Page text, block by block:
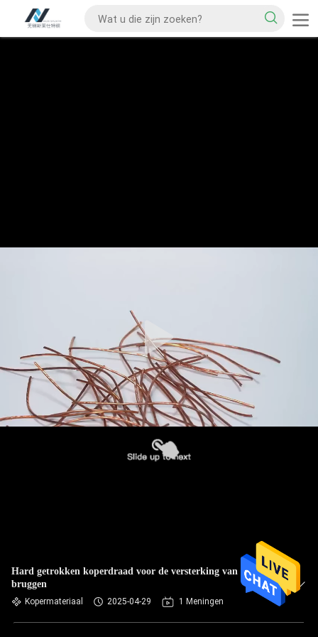
Hard getrokken koperdraad voor de versterking van liften en
bruggen
Kopermateriaal 2025-04-29 1 Meningen